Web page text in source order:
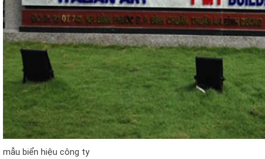
mẫu biển hiệu công ty